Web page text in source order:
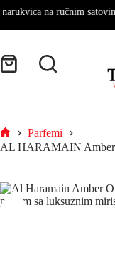
na ručnim satovima
Parfemi
AL HARAMAIN Amber